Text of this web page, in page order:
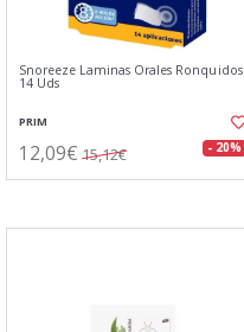
Snoreeze Laminas Orales Ronquidos
14 Uds
PRIM
12,09€ 15,12€ - 20%